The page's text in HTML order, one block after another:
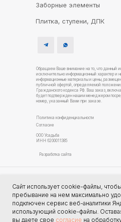
Обращаем Ваше внимание на то, что данный
исключительно информационный характер и
информационные материалы и цены,
публичной офертой, определяемой
Гражданского кодекса РФ. Ваш заказ,
будет подтвержден нашим менеджером
номер, указанный Вами при заказе.
ООО Усадьба
ИНН 6200011385
Политика конфиденциальности
Согласие
Разработка сайта
Строительство домов
Заборные элементы
Плитка, ступени, ДПК
Сайт использует cookie-файлы,
пребывание на нем максимально
подключен сервис веб-аналитики
использующий cookie-файлы.
вы даете свое согласие на